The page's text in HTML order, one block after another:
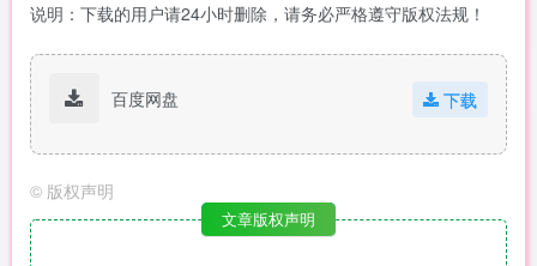
说明：下载的用户请24小时删除，请务必严格遵守版权法规！
百度网盘 下载
© 版权声明
文章版权声明